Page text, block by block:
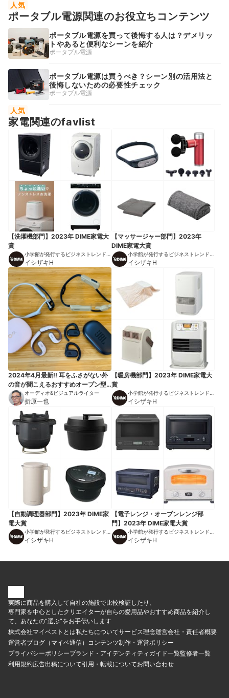
人気
ポータブル電源関連のお役立ちコンテンツ
ポータブル電源を買って後悔する人は？デメリッ
トやあると便利なシーンを紹介
ポータブル電源
ポータブル電源は買うべき？シーン別の活用法と
後悔しないための必要性チェック
ポータブル電源
人気
家電関連のfavlist
【洗濯機部門】2023年 DIME家電大
賞
小学館が発行するビジネストレンドマ
ガジン
イシザキH
【マッサージャー部門】2023年
DIME家電大賞
小学館が発行するビジネストレンドマ
ガジン
イシザキH
2024年4月最新!! 耳をふさがない外
の音が聞こえるおすすめオープン型
ワイヤレスイヤホン。ながら聞きイ
ヤホンから音質と装着感、コスパに
優れたおすすめをセレクト！ 骨伝
導や完全ワイヤレスタイプも選出。
全機種テスト済みです！
オーディオ&ビジュアルライター
折原一也
【暖房機部門】2023年 DIME家電大
賞
小学館が発行するビジネストレンドマ
ガジン
イシザキH
【自動調理器部門】2023年 DIME家
電大賞
小学館が発行するビジネストレンドマ
ガジン
イシザキH
【電子レンジ・オーブンレンジ部
門】2023年 DIME家電大賞
小学館が発行するビジネストレンドマ
ガジン
イシザキH
実際に商品を購入して自社の施設で比較検証したり、
専門家を中心としたクリエイターが自らの愛用品やおすすめ商品を紹介し
て、あなたの“選ぶ”をお手伝いします
株式会社マイベストとは私たちについてサービス理念運営会社・責任者概要
運営者ブログ（マイベ通信） コンテンツ制作・運営ポリシー
プライバシーポリシーブランド・アイデンティティ ガイド一覧監修者一覧
利用規約広告出稿について引用・転載についてお問い合わせ